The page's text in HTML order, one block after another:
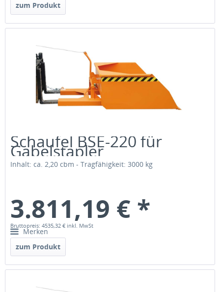
zum Produkt
Schaufel BSE-220 für
Gabelstapler
Inhalt: ca. 2,20 cbm - Tragfähigkeit: 3000 kg
3.811,19 € *
Bruttopreis: 4535,32 € inkl. MwSt
Merken
zum Produkt